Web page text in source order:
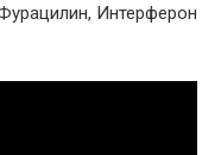
Интерферон